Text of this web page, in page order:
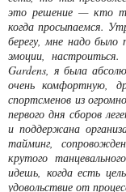
это решение — кто
когда просыпаемся.
берегу, мне надо было
эмоции,
Gardens , я была
очень комфортную,
спортсменов из
первого дня сборов
и поддержана
тайминг,
крутого
идешь, когда есть
удовольствие от